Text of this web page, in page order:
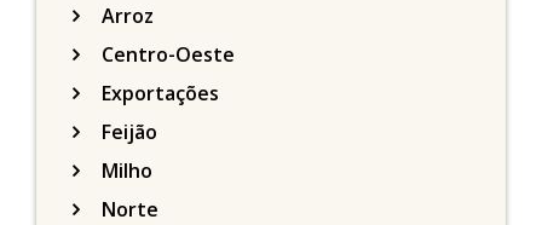
Arroz
Centro-Oeste
Exportações
Feijão
Milho
Norte